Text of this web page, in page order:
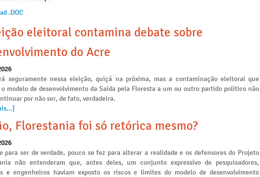
.DOC
eleitoral contamina debate sobre
do Acre
seguramente nessa eleição, quiçá na próxima, mas a contaminação eleitoral que
o modelo de desenvolvimento da Saída pela Floresta a um ou outro partido político não
por não ser, de fato, verdadeira.
Florestania foi só retórica mesmo?
para ser de verdade, pouco se fez para alterar a realidade e os defensores do Projeto
não entenderam que, antes deles, um conjunto expressivo de pesquisadores,
e engenheiros haviam exposto os riscos e limites do modelo de desenvolvimento